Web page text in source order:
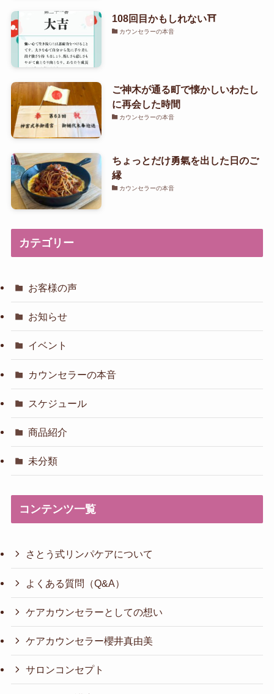
108回目かもしれない⛩️
カウンセラーの本音
ご神木が通る町で懐かしいわたし
に再会した時間
カウンセラーの本音
ちょっとだけ勇氣を出した日のご
縁
カウンセラーの本音
カテゴリー
お客様の声
お知らせ
イベント
カウンセラーの本音
スケジュール
商品紹介
未分類
コンテンツ一覧
さとう式リンパケアについて
よくある質問（Q&A）
ケアカウンセラーとしての想い
ケアカウンセラー櫻井真由美
サロンコンセプト